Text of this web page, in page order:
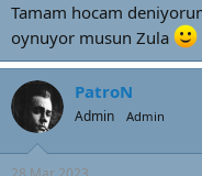
Çalıştır
Komut İstemi'ni açın.
Açılan Komut
Komut
temizlendi." mesajı
Bu işlemle birlikte
Tamam hocam
oynuyor musun Zula
PatroN
Admin Admin